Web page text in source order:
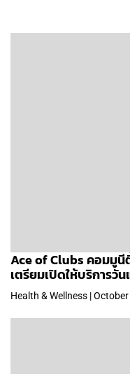
Ace of Clubs คอมมูนี
เตรียมเปิดให้บริการวัน
Health & Wellness |